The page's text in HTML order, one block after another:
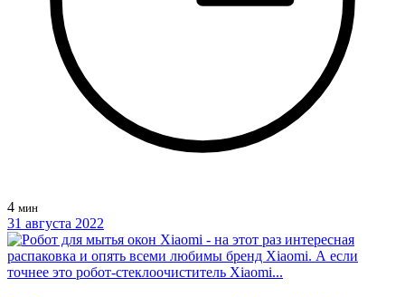
4 мин
31 августа 2022